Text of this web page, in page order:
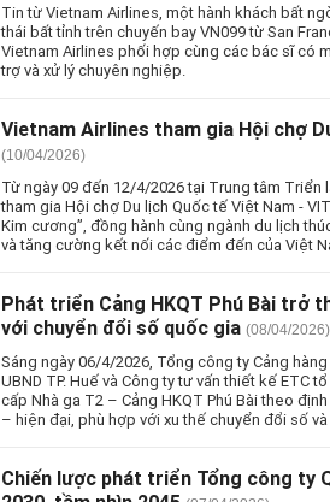
Tin từ Vietnam Airlines, một hành khách bất
thái bất tỉnh trên chuyến bay VN099 từ San
Vietnam Airlines phối hợp cùng các bác sĩ có
trợ và xử lý chuyên nghiệp.
Vietnam Airlines tham gia Hội chợ
(10/04/2026)
Từ ngày 09 đến 12/4/2026 tại Trung tâm Triển
tham gia Hội chợ Du lịch Quốc tế Việt Nam -
Kim cương”, đồng hành cùng ngành du lịch
và tăng cường kết nối các điểm đến của Việt
Phát triển Cảng HKQT Phú Bài trở
với chuyển đổi số quốc gia (08/04/2026)
Sáng ngày 06/4/2026, Tổng công ty Cảng
UBND TP. Huế và Công ty tư vấn thiết kế ETC
cấp Nhà ga T2 – Cảng HKQT Phú Bài theo
– hiện đại, phù hợp với xu thế chuyển đổi số
Chiến lược phát triển Tổng công ty